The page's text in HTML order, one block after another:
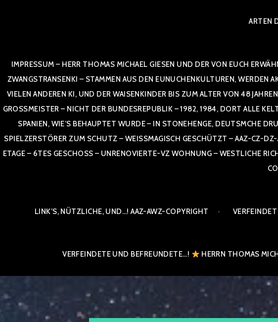
ARTEN
IMPRESSUM – HERR THOMAS MICHAEL GIESEN UND DER VON EUCH
ZWANGSTRANSENKI – STAMMEN AUS DEN EUNUCHENKULTUREN, WERDEN
VIELEN ANDEREN KI, UND DER WAISENKINDER BIS ZUM ALTER VON 48 JAHREN
OSSMEISTER – NICHT DER BUNDESREPUBLIK – 1982, 1984, DORT ALLE
NIEN, WIE’S BEHAUPTET WURDE – IN STONEHENGE, DEUTSMCHE
SPIELZERSTÖRER ZUM SCHUTZ – WEISSMAGISCH GESCHÜTZT – AAZ-CZ-
TAGE – 6TES GESCHOSS – UNRENOVIERTE-VZ WOHNUNG – WESTLICHE
LINK’S, NÜTZLICHE, UND…! AAZ-AWZ-COPYRIGHT
VERFEINDETE UND BEFREUNDETE…! HERRN THOMAS